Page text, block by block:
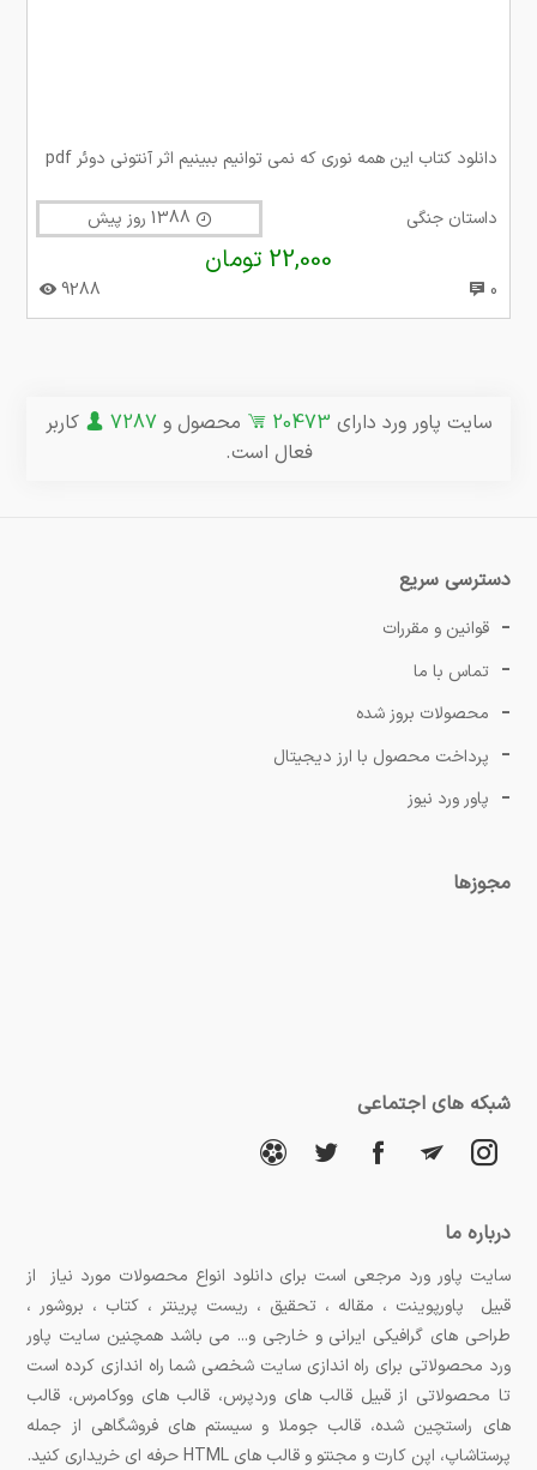
دانلود کتاب این همه نوری که نمی توانیم ببینیم اثر آنتونی دوئر pdf
داستان جنگی
22,000 تومان
0
9288
سایت پاور ورد دارای 20473 محصول و7287
کاربر
فعال است.
دسترسی سریع
قوانین و مقررات
تماس با ما
محصولات بروز شده
پرداخت محصول با ارز دیجیتال
پاور ورد نیوز
مجوزها
شبکه های اجتماعی
درباره ما
سایت پاور ورد مرجعی است برای دانلود انواع محصولات مورد نیاز از
قبیل پاورپوینت ، مقاله ، تحقیق ، ریست پرینتر ، کتاب ، بروشور ،
طراحی های گرافیکی ایرانی و خارجی و... می باشد همچنین سایت پاور
ورد محصولاتی برای راه اندازی سایت شخصی شما راه اندازی کرده است
تا محصولاتی از قبیل قالب های وردپرس، قالب های ووکامرس، قالب
های راستچین شده، قالب جوملا و سیستم های فروشگاهی از جمله
پرستاشاپ، اپن کارت و مجنتو و قالب های HTML حرفه ای خریداری کنید.